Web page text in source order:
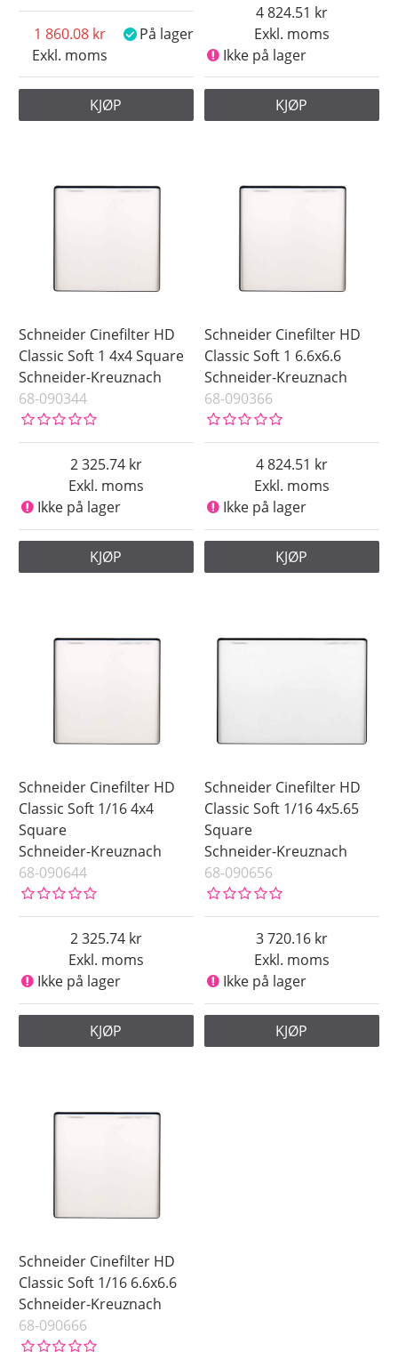
Exkl. moms
1 860.08 På lager
KJØP
Exkl. moms
4 824.51
Ikke på lager
KJØP
Schneider Cinefilter HD
Classic Soft 1 4x4 Square
Schneider-Kreuznach
68-090344
Exkl. moms
2 325.74
Ikke på lager
KJØP
Schneider Cinefilter HD
Classic Soft 1 6.6x6.6
Schneider-Kreuznach
68-090366
Exkl. moms
4 824.51
Ikke på lager
KJØP
Schneider Cinefilter HD
Classic Soft 1/16 4x4
Square
Schneider-Kreuznach
68-090644
Exkl. moms
2 325.74
Ikke på lager
KJØP
Schneider Cinefilter HD
Classic Soft 1/16 4x5.65
Square
Schneider-Kreuznach
68-090656
Exkl. moms
3 720.16
Ikke på lager
KJØP
Schneider Cinefilter HD
Classic Soft 1/16 6.6x6.6
Schneider-Kreuznach
68-090666